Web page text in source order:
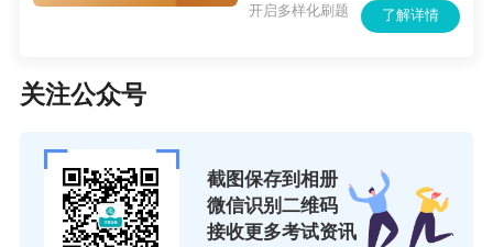
♦ ♦ ♦ ♦ ♦ ♦ ♦ ♦ ♦ ♦ ♦ ♦ ♦ ♦ ♦ ♦ ♦ ♦ ♦ ♦ ♦ ♦ ♦ ♦ ♦ ♦ ♦
经开通！辅导课程在手，考试不慌，购课即送机
点击了解证券从业课程>>
点击了解基金从业课程>>
了解详情
开启多样化刷题
关注公众号
截图保存到相册
微信识别二维码
接收更多考试资讯